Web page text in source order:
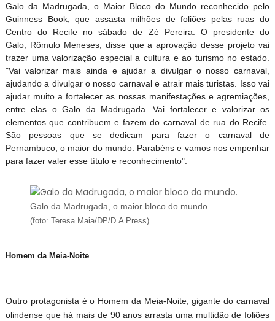
Galo da Madrugada, o Maior Bloco do Mundo reconhecido pelo
Guinness Book, que assasta milhões de foliões pelas ruas do
Centro do Recife no sábado de Zé Pereira. O presidente do
Galo, Rômulo Meneses, disse que a aprovação desse projeto vai
trazer uma valorização especial a cultura e ao turismo no estado.
"Vai valorizar mais ainda e ajudar a divulgar o nosso carnaval,
ajudando a divulgar o nosso carnaval e atrair mais turistas. Isso vai
ajudar muito a fortalecer as nossas manifestações e agremiações,
entre elas o Galo da Madrugada. Vai fortalecer e valorizar os
elementos que contribuem e fazem do carnaval de rua do Recife.
São pessoas que se dedicam para fazer o carnaval de
Pernambuco, o maior do mundo. Parabéns e vamos nos empenhar
para fazer valer esse título e reconhecimento".
Galo da Madrugada, o maior bloco do mundo.
(foto: Teresa Maia/DP/D.A Press)
Homem da Meia-Noite
Outro protagonista é o Homem da Meia-Noite, gigante do carnaval
olindense que há mais de 90 anos arrasta uma multidão de foliões